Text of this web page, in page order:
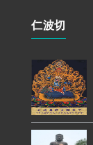
仁波切